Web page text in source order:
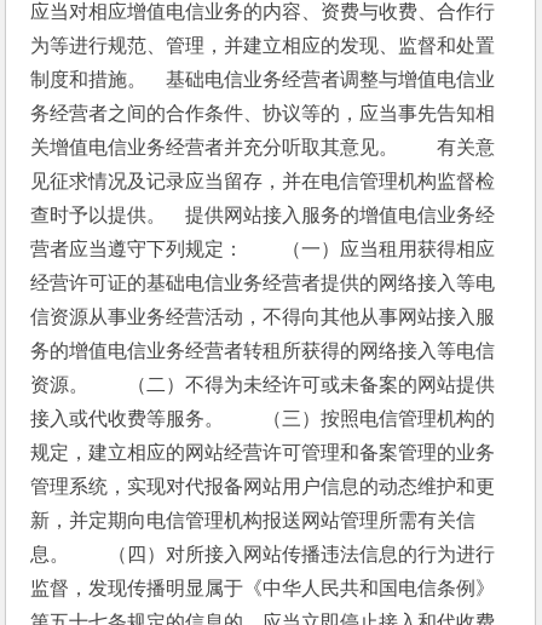
应当对相应增值电信业务的内容、资费与收费、合作行
为等进行规范、管理，并建立相应的发现、监督和处置
制度和措施。　基础电信业务经营者调整与增值电信业
务经营者之间的合作条件、协议等的，应当事先告知相
关增值电信业务经营者并充分听取其意见。　　有关意
见征求情况及记录应当留存，并在电信管理机构监督检
查时予以提供。　提供网站接入服务的增值电信业务经
营者应当遵守下列规定：　　（一）应当租用获得相应
经营许可证的基础电信业务经营者提供的网络接入等电
信资源从事业务经营活动，不得向其他从事网站接入服
务的增值电信业务经营者转租所获得的网络接入等电信
资源。　　（二）不得为未经许可或未备案的网站提供
接入或代收费等服务。　　（三）按照电信管理机构的
规定，建立相应的网站经营许可管理和备案管理的业务
管理系统，实现对代报备网站用户信息的动态维护和更
新，并定期向电信管理机构报送网站管理所需有关信
息。　　（四）对所接入网站传播违法信息的行为进行
监督，发现传播明显属于《中华人民共和国电信条例》